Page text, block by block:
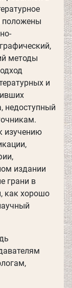
положены
методы
и
недоступный
изучению
издании
грани в
как хорошо